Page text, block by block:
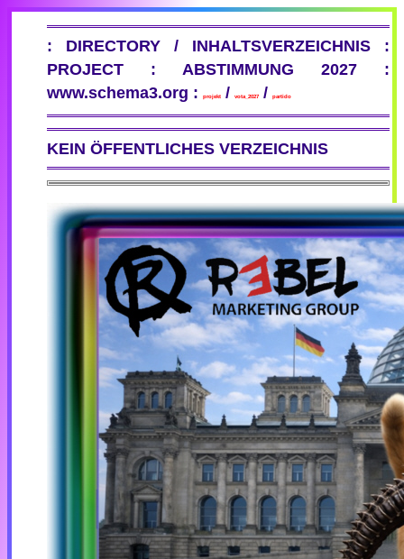
: DIRECTORY / INHALTSVERZEICHNIS :
PROJECT : ABSTIMMUNG 2027 :
www.schema3.org :
projekt / vota_2027 / partido
KEIN ÖFFENTLICHES VERZEICHNIS